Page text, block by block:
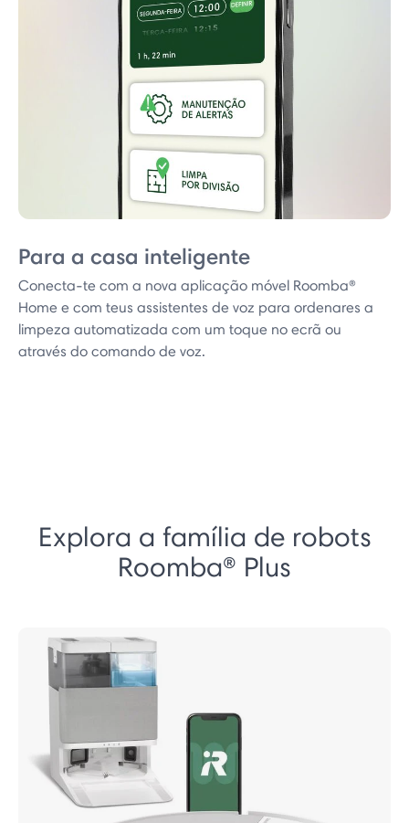
Para a casa inteligente
Conecta-te com a nova aplicação móvel Roomba®
Home e com teus assistentes de voz para ordenares a
limpeza automatizada com um toque no ecrã ou
através do comando de voz.
Explora a família de robots
Roomba® Plus